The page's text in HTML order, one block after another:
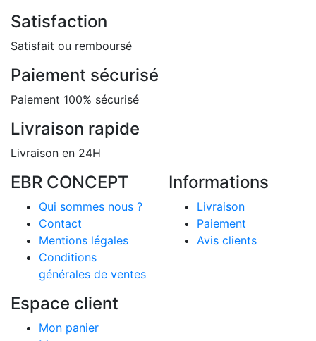
Satisfaction
Satisfait ou remboursé
Paiement sécurisé
Paiement 100% sécurisé
Livraison rapide
Livraison en 24H
EBR CONCEPT
Qui sommes nous ?
Contact
Mentions légales
Conditions
générales de ventes
Informations
Livraison
Paiement
Avis clients
Espace client
Mon panier